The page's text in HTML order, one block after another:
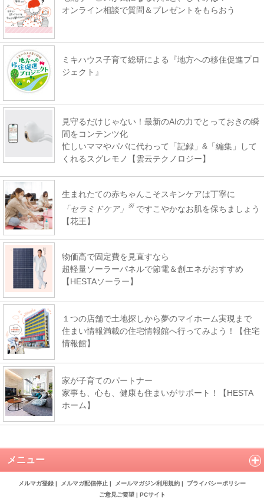
オンライン相談で質問＆プレゼントをもらおう
ミキハウス子育て総研による『地方への移住促進プロ
ジェクト』
見守るだけじゃない！最新のAIの力でとっておきの瞬
間をコンテンツ化
忙しいママやパパに代わって「記録」&「編集」して
くれるスグレモノ【雲云テクノロジー】
生まれたての赤ちゃんこそスキンケアは丁寧に
「セラミドケア」
※ ですこやかなお肌を保ちましょう
【花王】
物価高で固定費を見直すなら
超軽量ソーラーパネルで節電＆創エネがおすすめ
【HESTAソーラー】
１つの店舗で土地探しから夢のマイホーム実現まで
住まい情報満載の住宅情報館へ行ってみよう！【住宅
情報館】
家が子育てのパートナー
家事も、心も、健康も住まいがサポート！【HESTA
ホーム】
メニュー
メルマガ登録 | メルマガ配信停止 | メールマガジン利用規約 | プライバシーポリシー
ご意見ご要望| PCサイト